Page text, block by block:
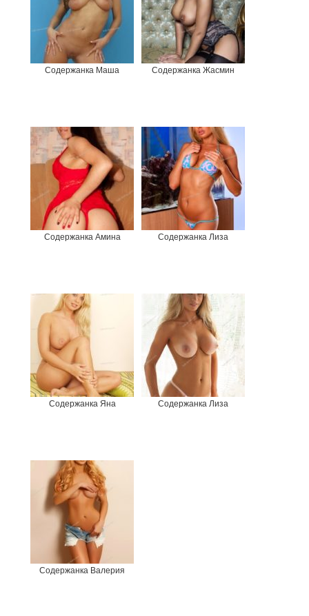
Содержанка Маша Содержанка Жасмин
Содержанка Амина Содержанка Лиза
Содержанка Яна Содержанка Лиза
Содержанка Валерия